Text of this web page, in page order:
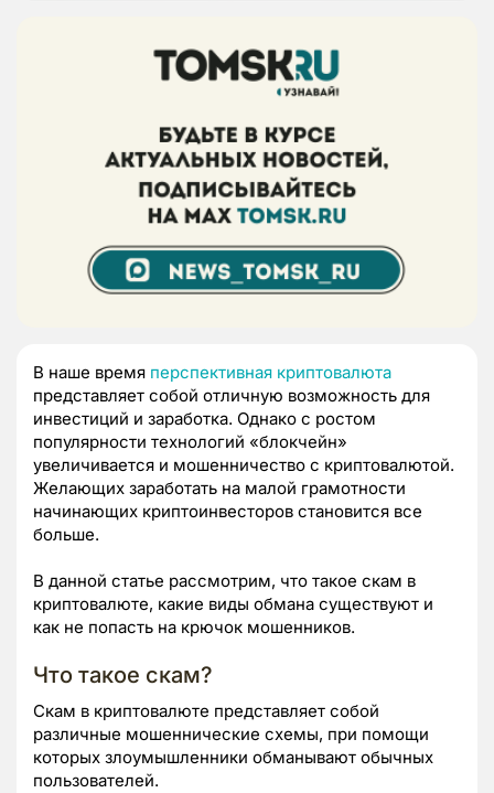
В наше время перспективная криптовалюта
представляет собой отличную возможность для
инвестиций и заработка. Однако с ростом
популярности технологий «блокчейн»
увеличивается и мошенничество с криптовалютой.
Желающих заработать на малой грамотности
начинающих криптоинвесторов становится все
больше.
В данной статье рассмотрим, что такое скам в
криптовалюте, какие виды обмана существуют и
как не попасть на крючок мошенников.
Что такое скам?
Скам в криптовалюте представляет собой
различные мошеннические схемы, при помощи
которых злоумышленники обманывают обычных
пользователей.